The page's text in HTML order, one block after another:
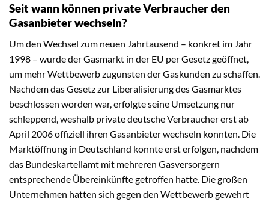
Seit wann können private Verbraucher den
Gasanbieter wechseln?
Um den Wechsel zum neuen Jahrtausend – konkret im Jahr
1998 – wurde der Gasmarkt in der EU per Gesetz geöffnet,
um mehr Wettbewerb zugunsten der Gaskunden zu schaffen.
Nachdem das Gesetz zur Liberalisierung des Gasmarktes
beschlossen worden war, erfolgte seine Umsetzung nur
schleppend, weshalb private deutsche Verbraucher erst ab
April 2006 offiziell ihren Gasanbieter wechseln konnten. Die
Marktöffnung in Deutschland konnte erst erfolgen, nachdem
das Bundeskartellamt mit mehreren Gasversorgern
entsprechende Übereinkünfte getroffen hatte. Die großen
Unternehmen hatten sich gegen den Wettbewerb gewehrt